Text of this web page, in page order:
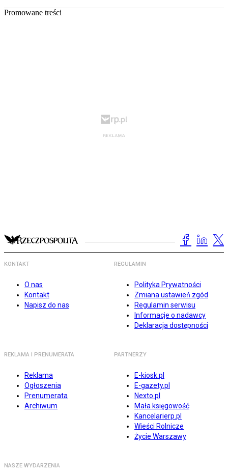
Promowane treści
KONTAKT
O nas
Kontakt
Napisz do nas
REGULAMIN
Polityka Prywatności
Zmiana ustawień zgód
Regulamin serwisu
Informacje o nadawcy
Deklaracja dostępności
REKLAMA I PRENUMERATA
Reklama
Ogłoszenia
Prenumerata
Archiwum
PARTNERZY
E-kiosk.pl
E-gazety.pl
Nexto.pl
Mała księgowość
Kancelarierp.pl
Wieści Rolnicze
Życie Warszawy
NASZE WYDARZENIA